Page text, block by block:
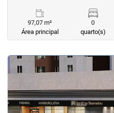
97,07 m²
Área principal
0
quarto(s)
< <<